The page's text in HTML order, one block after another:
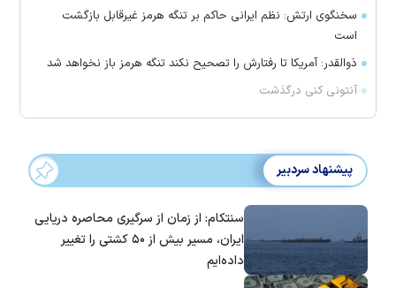
سخنگوی ارتش: نظم ایرانی حاکم بر تنگه هرمز غیرقابل بازگشت
است
ذوالقدر: آمریکا تا رفتارش را تصحیح نکند تنگه هرمز باز نخواهد شد
آنتونی کنی درگذشت
پیشنهاد سردبیر
سنتکام: از زمان از سرگیری محاصره دریایی
ایران، مسیر بیش از ۵۰ کشتی را تغییر
داده‌ایم